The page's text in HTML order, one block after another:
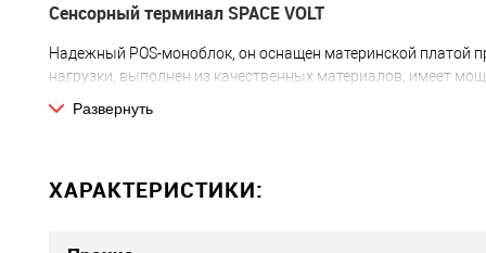
Сенсорный терминал SPACE VOLT
Надежный POS-моноблок, он оснащен материнской
нагрузки, выполнен из качественных материалов, имеет
обеспечивает высокую производительность и надежную
Универсальный кассовый аппарат, поддерживает более
пропускную способность. Скорость печати до 300 мм/сек,
каркасом.
Развернуть
ХАРАКТЕРИСТИКИ: